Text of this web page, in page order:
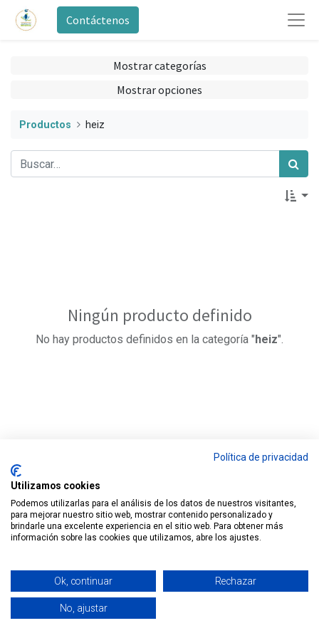
Contáctenos
Mostrar categorías
Mostrar opciones
Productos heiz
Ningún producto definido
No hay productos definidos en la categoría " heiz".
Nuestros productos y servicios
Política de privacidad
Utilizamos cookies
Podemos utilizarlas para el análisis de los datos de nuestros visitantes,
para mejorar nuestro sitio web, mostrar contenido personalizado y
brindarle una excelente experiencia en el sitio web. Para obtener más
información sobre las cookies que utilizamos, abre los ajustes.
Ok, continuar Rechazar
No, ajustar